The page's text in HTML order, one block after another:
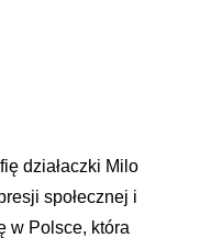
działaczki Milo
społecznej i
w Polsce, która